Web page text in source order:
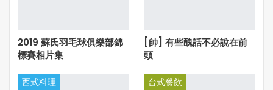
2019 蘇氏羽毛球俱樂部錦
標賽相片集
[帥] 有些醜話不必說在前
頭
西式料理 台式餐飲